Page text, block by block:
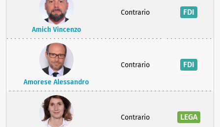
Amich Vincenzo
Contrario FDI
Amorese Alessandro
Contrario FDI
Contrario LEGA